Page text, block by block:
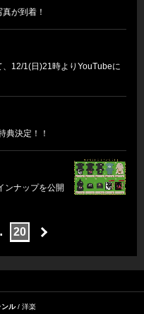
が到着！
12/1(日)21時よりYouTubeに
典決定！！
ンナップを公開
20
ンル 洋楽